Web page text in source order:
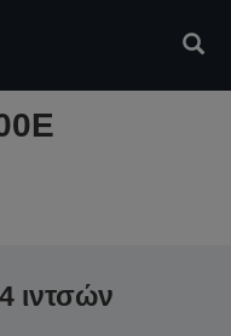
ιντσών